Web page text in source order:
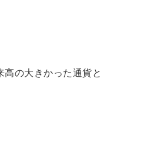
の大きかった通貨と